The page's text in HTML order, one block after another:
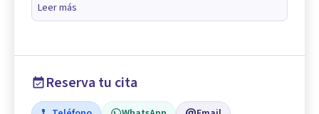
Leer más
Reserva tu cita